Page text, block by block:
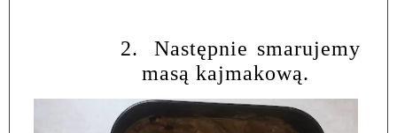
2.
Następnie smarujemy
masą kajmakową.